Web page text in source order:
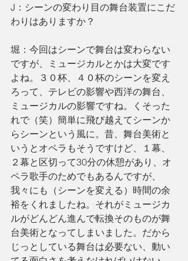
J：シーンの変わり目の舞台装置にこだ
わりはありますか？
堀：今回はシーンで舞台は変わらない
ですが、ミュージカルとかは大変です
よね。３０杯、４０杯のシーンを変え
ろって、テレビの影響や西洋の舞台、
ミュージカルの影響ですね。くそった
れで（笑）簡単に飛び越えてシーンか
らシーンという風に。昔、舞台美術と
いうとオペラもそうですけど、１幕、
２幕と区切って30分の休憩があり、オ
ペラ歌手のためでもあるんですが、
我々にも（シーンを変える）時間の余
裕をくれましたね。それがミュージカ
ルがどんどん進んで転換そのものが舞
台美術となってしまいました。だから
じっとしている舞台は必要ない、動い